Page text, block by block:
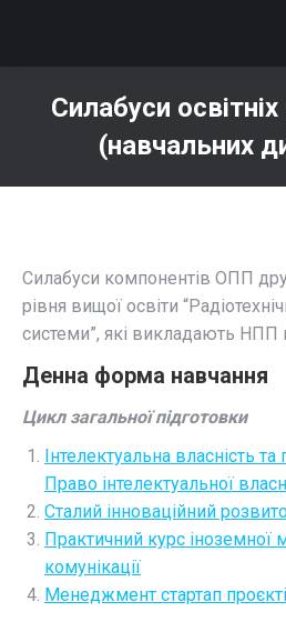
Силабуси
(навчальних
Силабуси компонентів ОПП
рівня вищої освіти
системи”, які викладають
Денна форма навчання
Цикл загальної підготовки
Інтелектуальна власність та
Право інтелектуальної
Сталий інноваційний
Практичний курс іноземної
комунікації
Менеджмент стартап